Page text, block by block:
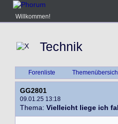
Willkommen!
Technik
Forenliste
GG2801
09.01.25 13:18
Thema: Vielleicht liege ich